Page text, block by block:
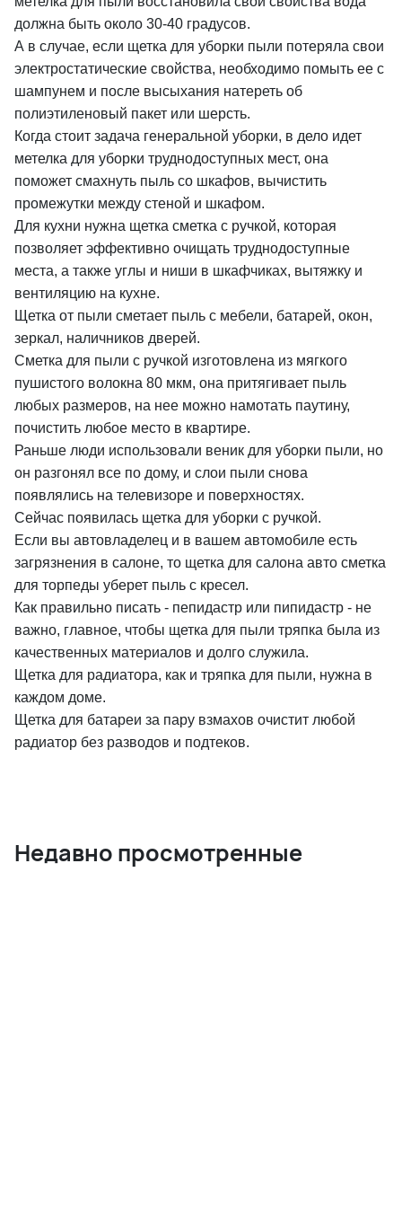
должна быть около 30-40 градусов.
А в случае, если щетка для уборки пыли потеряла свои
электростатические свойства, необходимо помыть ее с
шампунем и после высыхания натереть об
полиэтиленовый пакет или шерсть.
Когда стоит задача генеральной уборки, в дело идет
метелка для уборки труднодоступных мест, она
поможет смахнуть пыль со шкафов, вычистить
промежутки между стеной и шкафом.
Для кухни нужна щетка сметка с ручкой, которая
позволяет эффективно очищать труднодоступные
места, а также углы и ниши в шкафчиках, вытяжку и
вентиляцию на кухне.
Щетка от пыли сметает пыль с мебели, батарей, окон,
зеркал, наличников дверей.
Сметка для пыли с ручкой изготовлена из мягкого
пушистого волокна 80 мкм, она притягивает пыль
любых размеров, на нее можно намотать паутину,
почистить любое место в квартире.
Раньше люди использовали веник для уборки пыли, но
он разгонял все по дому, и слои пыли снова
появлялись на телевизоре и поверхностях.
Сейчас появилась щетка для уборки с ручкой.
Если вы автовладелец и в вашем автомобиле есть
загрязнения в салоне, то щетка для салона авто сметка
для торпеды уберет пыль с кресел.
Как правильно писать - пепидастр или пипидастр - не
важно, главное, чтобы щетка для пыли тряпка была из
качественных материалов и долго служила.
Щетка для радиатора, как и тряпка для пыли, нужна в
каждом доме.
Щетка для батареи за пару взмахов очистит любой
радиатор без разводов и подтеков.
Недавно просмотренные